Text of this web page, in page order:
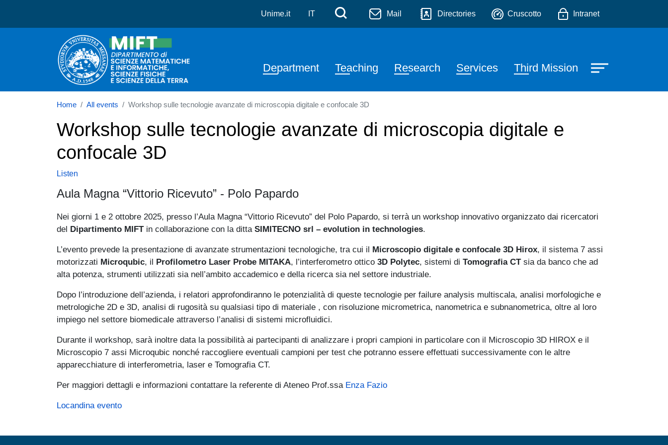
Skip to main content
Dipartimento di Scienze Matematiche e Informatiche, Scienze Fisiche e
Unime.it IT Menù di servizio
Cerca Mail Directories Cruscotto Intranet
Navigazione principale
Department Teaching Research Services Third Mission
Home All events Workshop sulle tecnologie avanzate di microscopia digitale e confocale 3D
Workshop sulle tecnologie avanzate di microscopia digitale e
confocale 3D
Listen
Aula Magna “Vittorio Ricevuto” - Polo Papardo
Nei giorni 1 e 2 ottobre 2025, presso l’Aula Magna “Vittorio Ricevuto” del Polo Papardo, si terrà un workshop innovativo organizzato dai ricercatori
del Dipartimento MIFTin collaborazione con la ditta SIMITECNO srl – evolution in technologies.
L’evento prevede la presentazione di avanzate strumentazioni tecnologiche, tra cui il Microscopio digitale e confocale 3D Hirox, il sistema 7 assi
motorizzati Microqubic, il Profilometro Laser Probe MITAKA, l’interferometro ottico 3D Polytec, sistemi di Tomografia CTsia da banco che ad
alta potenza, strumenti utilizzati sia nell’ambito accademico e della ricerca sia nel settore industriale.
Dopo l’introduzione dell’azienda, i relatori approfondiranno le potenzialità di queste tecnologie per failure analysis multiscala, analisi morfologiche e
metrologiche 2D e 3D, analisi di rugosità su qualsiasi tipo di materiale , con risoluzione micrometrica, nanometrica e subnanometrica, oltre al loro
impiego nel settore biomedicale attraverso l’analisi di sistemi microfluidici.
Durante il workshop, sarà inoltre data la possibilità ai partecipanti di analizzare i propri campioni in particolare con il Microscopio 3D HIROX e il
Microscopio 7 assi Microqubic nonché raccogliere eventuali campioni per test che potranno essere effettuati successivamente con le altre
apparecchiature di interferometria, laser e Tomografia CT.
Per maggiori dettagli e informazioni contattare la referente di Ateneo Prof.ssa Enza Fazio
Locandina evento